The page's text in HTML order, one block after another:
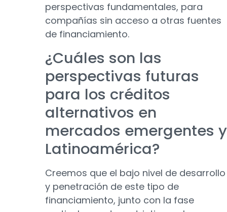
perspectivas fundamentales, para
compañías sin acceso a otras fuentes
de financiamiento.
¿Cuáles son las
perspectivas futuras
para los créditos
alternativos en
mercados emergentes y
Latinoamérica?
Creemos que el bajo nivel de desarrollo
y penetración de este tipo de
financiamiento, junto con la fase